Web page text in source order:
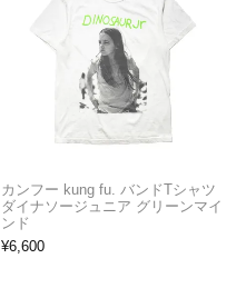
カンフー kung fu. バンドTシャツ
ダイナソージュニア グリーンマイ
ンド
¥6,600